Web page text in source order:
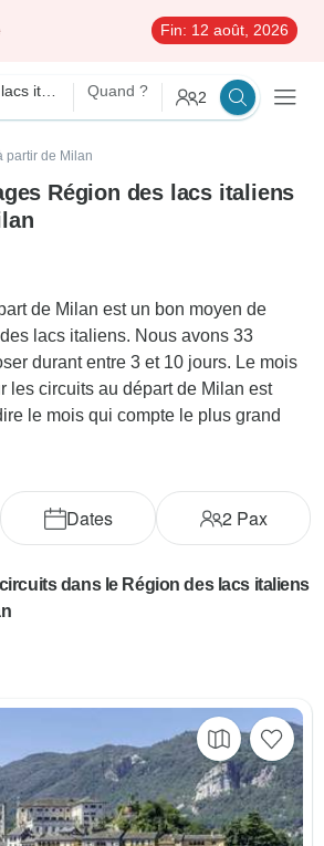
Fin: 12 août, 2026
Quand ? 2
partir de Milan
Région des lacs italiens
de Milan est un bon moyen de
lacs italiens. Nous avons 33
durant entre 3 et 10 jours. Le mois
les circuits au départ de Milan est
le mois qui compte le plus grand
Dates 2Pax
dans le Région des lacs italiens